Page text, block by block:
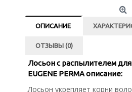
ОПИСАНИЕ
ОТЗЫВЫ (0)
Лосьон с распылителем
EUGENE PERMA описание:
Лосьон укрепляет корни